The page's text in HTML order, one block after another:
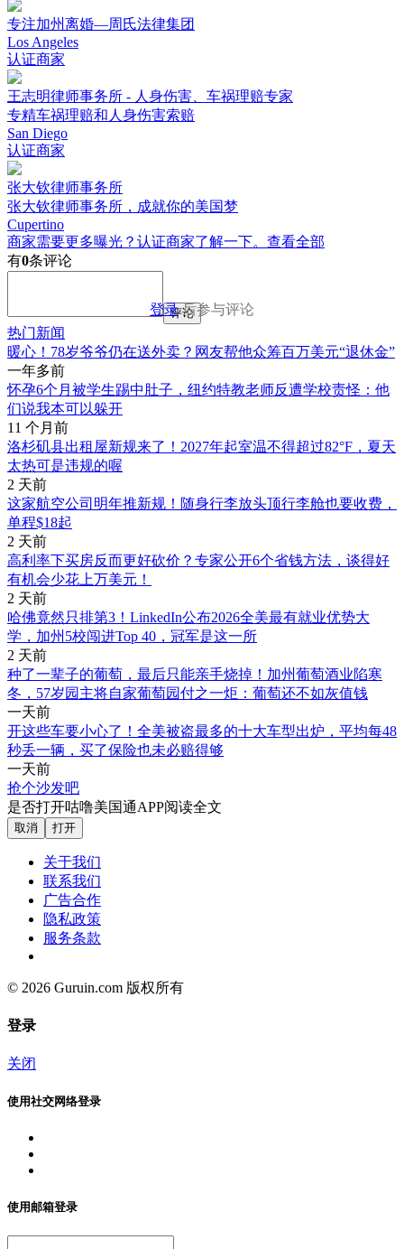
专注加州离婚—周氏法律集团
Los Angeles
认证商家
王志明律师事务所 - 人身伤害、车祸理赔专家
专精车祸理赔和人身伤害索赔
San Diego
认证商家
张大钦律师事务所
张大钦律师事务所，成就你的美国梦
Cupertino
商家需要更多曝光？认证商家了解一下。 查看全部
有0条评论
登录后参与评论
评论
热门新闻
暖心！78岁爷爷仍在送外卖？网友帮他众筹百万美元“退休金”
一年多前
怀孕6个月被学生踢中肚子，纽约特教老师反遭学校责怪：他
们说我本可以躲开
11 个月前
洛杉矶县出租屋新规来了！2027年起室温不得超过82°F，夏天
太热可是违规的喔
2 天前
这家航空公司明年推新规！随身行李放头顶行李舱也要收费，
单程$18起
2 天前
高利率下买房反而更好砍价？专家公开6个省钱方法，谈得好
有机会少花上万美元！
2 天前
哈佛竟然只排第3！LinkedIn公布2026全美最有就业优势大
学，加州5校闯进Top 40，冠军是这一所
2 天前
种了一辈子的葡萄，最后只能亲手烧掉！加州葡萄酒业陷寒
冬，57岁园主将自家葡萄园付之一炬：葡萄还不如灰值钱
一天前
开这些车要小心了！全美被盗最多的十大车型出炉，平均每48
秒丢一辆，买了保险也未必赔得够
一天前
抢个沙发吧
是否打开咕噜美国通APP阅读全文
取消 打开
关于我们
联系我们
广告合作
隐私政策
服务条款
© 2026 Guruin.com 版权所有
登录
关闭
使用社交网络登录
使用邮箱登录